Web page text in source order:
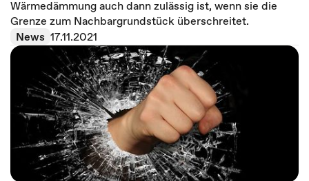
Wärmedämmung auch dann zulässig ist, wenn sie die
Grenze zum Nachbargrundstück überschreitet.
News 17.11.2021